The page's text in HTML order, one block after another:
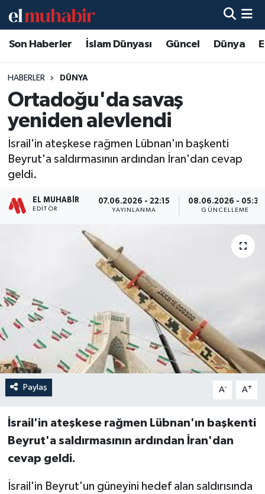
Son Haberler İslam Dünyası Güncel Dünya
HABERLER DÜNYA
Ortadoğu'da savaş
yeniden alevlendi
İsrail'in ateşkese rağmen Lübnan'ın başkenti
Beyrut'a saldırmasının ardından İran'dan cevap
geldi.
EL MUHABIR
EDITÖR
07.06.2026 - 22:15
YAYINLANMA
08.06.2026 - 05:31
GÜNCELLEME
Paylaş A- A+
İsrail'in ateşkese rağmen Lübnan'ın başkenti
Beyrut'a saldırmasının ardından İran'dan
cevap geldi.
İsrail'in Beyrut'un güneyini hedef alan saldırısında
Hava Durumu
Trafik Durumu
Süper Lig Puan Durumu ve Fikstür
Son Dakika Haberleri
Haber Arşivi